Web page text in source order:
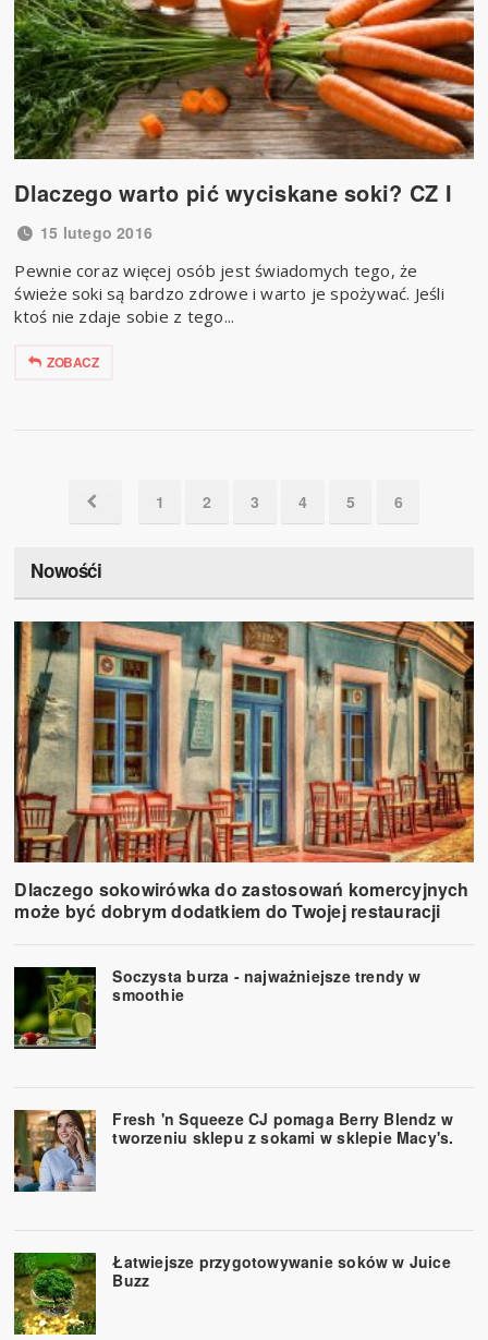
Dlaczego warto pić wyciskane soki? CZ I
15 lutego 2016
Pewnie coraz więcej osób jest świadomych tego, że
świeże soki są bardzo zdrowe i warto je spożywać. Jeśli
ktoś nie zdaje sobie z tego...
ZOBACZ
1 2 3 4 5 6
Nowośći
Dlaczego sokowirówka do zastosowań komercyjnych
może być dobrym dodatkiem do Twojej restauracji
Soczysta burza - najważniejsze trendy w
smoothie
Fresh 'n Squeeze CJ pomaga Berry Blendz w
tworzeniu sklepu z sokami w sklepie Macy's.
Łatwiejsze przygotowywanie soków w Juice
Buzz